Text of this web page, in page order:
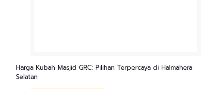
Harga Kubah Masjid GRC: Pilihan Terpercaya di Halmahera
Selatan